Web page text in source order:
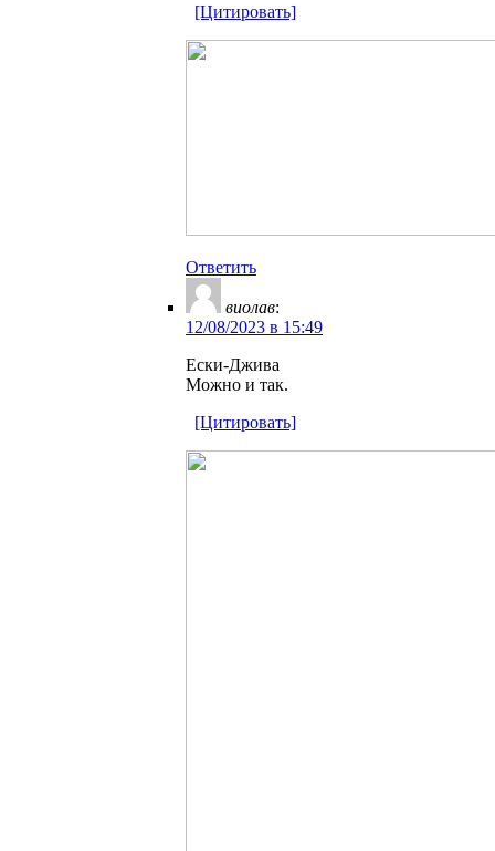
[Цитировать]
Ответить
виолав:
12/08/2023 в 15:49
Ески-Джива
Можно и так.
[Цитировать]